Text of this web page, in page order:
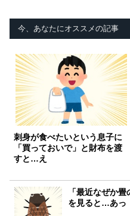
今、あなたにオススメの記事
刺身が食べたいという息子に
「買っておいで」と財布を渡
すと…え
「最近なぜか
を見ると…あっ